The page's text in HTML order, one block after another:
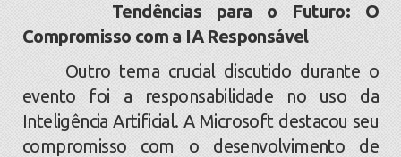
Tendências para o Futuro: O
Compromisso com a IA Responsável
Outro tema crucial discutido durante o
evento foi a responsabilidade no uso da
Inteligência Artificial. A Microsoft destacou seu
compromisso com o desenvolvimento de